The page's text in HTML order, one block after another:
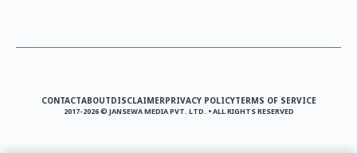
CONTACTABOUTDISCLAIMERPRIVACY POLICYTERMS OF SERVICE
2017-2026 © JANSEWA MEDIA PVT. LTD. • ALL RIGHTS RESERVED